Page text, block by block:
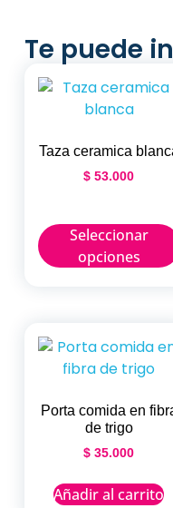
Te puede
Taza ceramica
$ 53.000
Seleccionar
opciones
Porta comida en
de trigo
$ 35.000
Añadir al carrito